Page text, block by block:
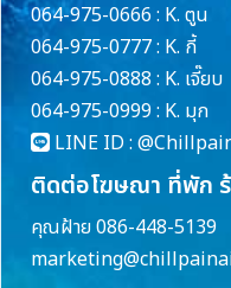
064-975-0666 : K. ตูน
064-975-0777 : K. กี้
064-975-0888 : K. เจี๊ยบ
064-975-0999 : K. มุก
LINE ID :
ติดต่อโฆษณา ที่พัก
คุณฝ้าย 086-448-5139